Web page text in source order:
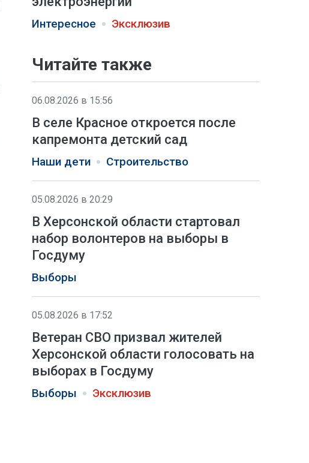
Интересное Эксклюзив
Читайте также
06.08.2026 в 15:56
В селе Красное откроется после
капремонта детский сад
Наши дети Строительство
05.08.2026 в 20:29
В Херсонской области стартовал
набор волонтеров на выборы в
Госдуму
Выборы
05.08.2026 в 17:52
Ветеран СВО призвал жителей
Херсонской области голосовать на
выборах в Госдуму
Выборы Эксклюзив